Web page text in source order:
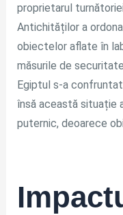
proprietarul
Antichităților a
obiectelor aflate în
măsurile de securitate.
Egiptul s-a
însă această situație
puternic, deoarece